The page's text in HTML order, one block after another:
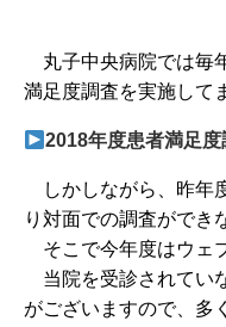
丸子中央病院では毎
満足度調査を実施して
2018年度患者満足度
しかしながら、昨年
り対面での調査ができ
そこで今年度はウェ
当院を受診されてい
がございますので、多